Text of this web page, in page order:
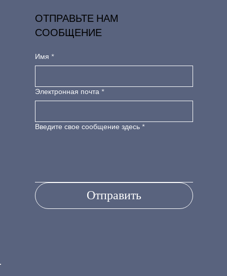
ОТПРАВЬТЕ НАМ
СООБЩЕНИЕ
Имя *
Электронная почта *
Введите свое сообщение здесь *
Отправить